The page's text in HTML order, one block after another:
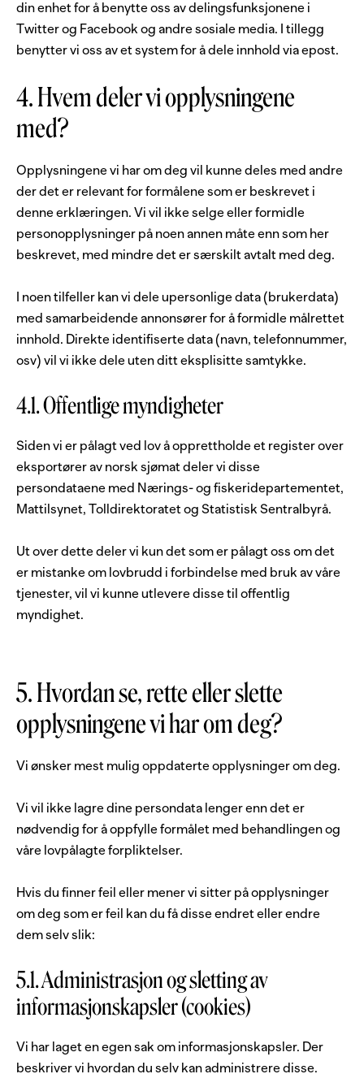
din enhet for å benytte oss av delingsfunksjonene i
Twitter og Facebook og andre sosiale media. I tillegg
benytter vi oss av et system for å dele innhold via epost.
4. Hvem deler vi opplysningene
med?
Opplysningene vi har om deg vil kunne deles med andre
der det er relevant for formålene som er beskrevet i
denne erklæringen. Vi vil ikke selge eller formidle
personopplysninger på noen annen måte enn som her
beskrevet, med mindre det er særskilt avtalt med deg.
I noen tilfeller kan vi dele upersonlige data (brukerdata)
med samarbeidende annonsører for å formidle målrettet
innhold. Direkte identifiserte data (navn, telefonnummer,
osv) vil vi ikke dele uten ditt eksplisitte samtykke.
4.1. Offentlige myndigheter
Siden vi er pålagt ved lov å opprettholde et register over
eksportører av norsk sjømat deler vi disse
persondataene med Nærings- og fiskeridepartementet,
Mattilsynet, Tolldirektoratet og Statistisk Sentralbyrå.
Ut over dette deler vi kun det som er pålagt oss om det
er mistanke om lovbrudd i forbindelse med bruk av våre
tjenester, vil vi kunne utlevere disse til offentlig
myndighet.
5. Hvordan se, rette eller slette
opplysningene vi har om deg?
Vi ønsker mest mulig oppdaterte opplysninger om deg.
Vi vil ikke lagre dine persondata lenger enn det er
nødvendig for å oppfylle formålet med behandlingen og
våre lovpålagte forpliktelser.
Hvis du finner feil eller mener vi sitter på opplysninger
om deg som er feil kan du få disse endret eller endre
dem selv slik:
5.1. Administrasjon og sletting av
informasjonskapsler (cookies)
Vi har laget en egen sak om informasjonskapsler. Der
beskriver vi hvordan du selv kan administrere disse.